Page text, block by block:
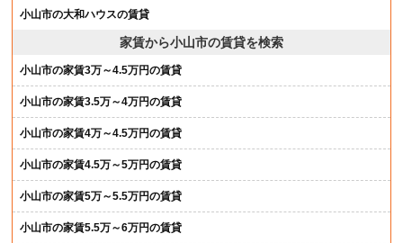
小山市の大和ハウスの賃貸
家賃から小山市の賃貸を検索
小山市の家賃3万～4.5万円の賃貸
小山市の家賃3.5万～4万円の賃貸
小山市の家賃4万～4.5万円の賃貸
小山市の家賃4.5万～5万円の賃貸
小山市の家賃5万～5.5万円の賃貸
小山市の家賃5.5万～6万円の賃貸